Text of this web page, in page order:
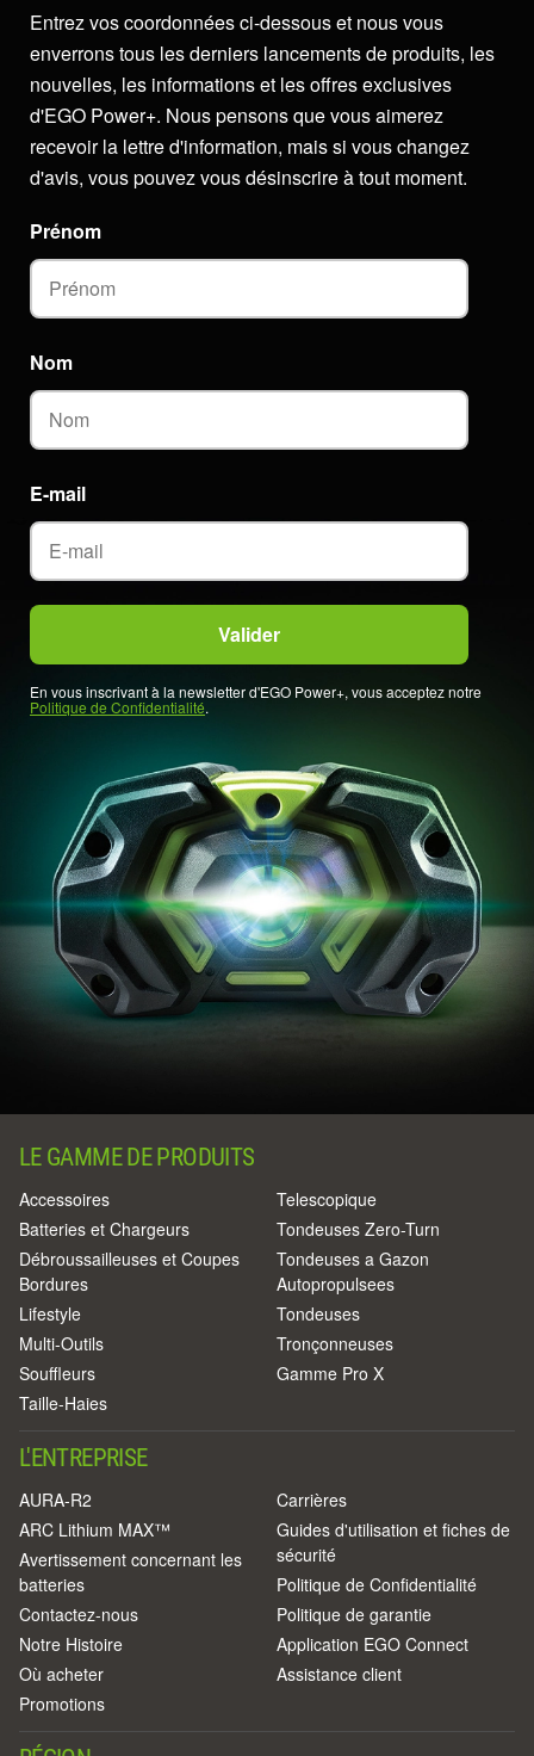
Entrez vos coordonnées ci-dessous et nous vous
enverrons tous les derniers lancements de produits, les
nouvelles, les informations et les offres exclusives
d'EGO Power+. Nous pensons que vous aimerez
recevoir la lettre d'information, mais si vous changez
d'avis, vous pouvez vous désinscrire à tout moment.
E-mail
Prénom
Nom
En vous inscrivant à la newsletter d'EGO Power+, vous acceptez notre
Politique de Confidentialité.
LE GAMME DE PRODUITS
Accessoires
Batteries et Chargeurs
Débroussailleuses et Coupes
Bordures
Lifestyle
Multi-Outils
Souffleurs
Taille-Haies
Telescopique
Tondeuses Zero-Turn
Tondeuses a Gazon
Autopropulsees
Tondeuses
Tronçonneuses
Gamme Pro X
L'ENTREPRISE
AURA-R2
ARC Lithium MAX™
Avertissement concernant les
batteries
Contactez-nous
Notre Histoire
Où acheter
Promotions
Carrières
Guides d'utilisation et fiches de
sécurité
Politique de Confidentialité
Politique de garantie
Application EGO Connect
Assistance client